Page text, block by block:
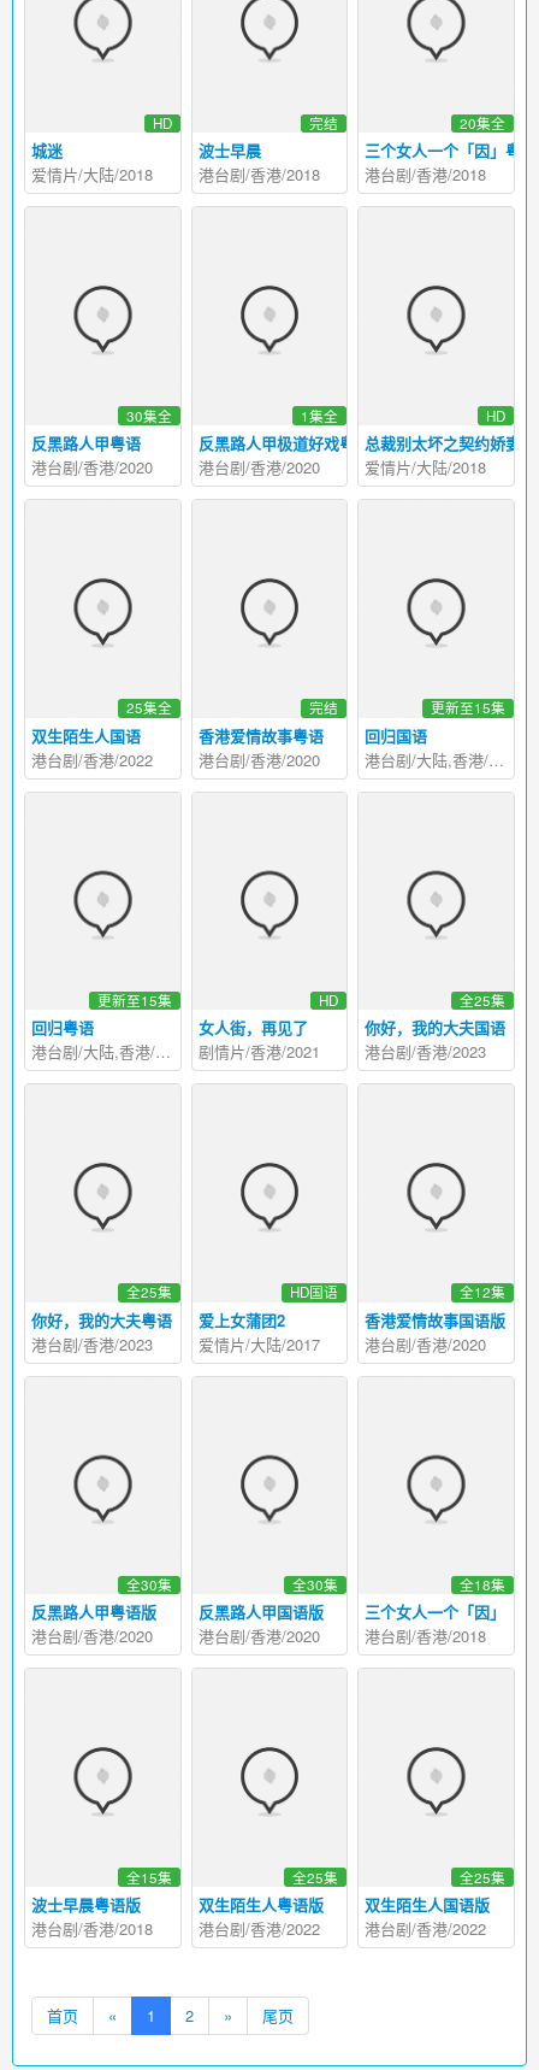
城迷
HD
爱情片/大陆/2018
波士早晨
完结
港台剧/香港/2018
三个女人一个「因」粤语
20集全
港台剧/香港/2018
反黑路人甲粤语
30集全
港台剧/香港/2020
反黑路人甲极道好戏粤语
1集全
港台剧/香港/2020
总裁别太坏之契约娇妻
HD
爱情片/大陆/2018
双生陌生人国语
25集全
港台剧/香港/2022
香港爱情故事粤语
完结
港台剧/香港/2020
回归国语
更新至15集
港台剧/大陆,香港/2022
回归粤语
更新至15集
港台剧/大陆,香港/2022
女人街，再见了
HD
剧情片/香港/2021
你好，我的大夫国语
全25集
港台剧/香港/2023
你好，我的大夫粤语
全25集
港台剧/香港/2023
爱上女蒲团2
HD国语
爱情片/大陆/2017
香港爱情故事国语版
全12集
港台剧/香港/2020
反黑路人甲粤语版
全30集
港台剧/香港/2020
反黑路人甲国语版
全30集
港台剧/香港/2020
三个女人一个「因」
全18集
港台剧/香港/2018
波士早晨粤语版
全15集
港台剧/香港/2018
双生陌生人粤语版
全25集
港台剧/香港/2022
双生陌生人国语版
全25集
港台剧/香港/2022
首页 « 1 2 » 尾页